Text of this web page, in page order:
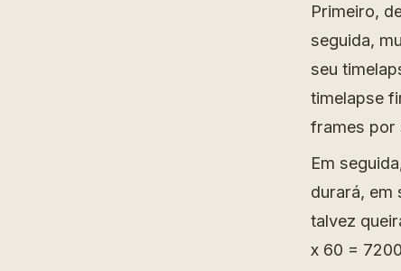
Primeiro,
seguida,
seu
timelapse
frames por
Em
durará, em
talvez
x 60 =